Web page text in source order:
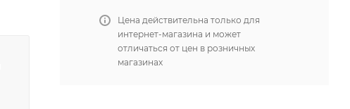
Цена действительна только для
интернет-магазина и может
отличаться от цен в розничных
магазинах